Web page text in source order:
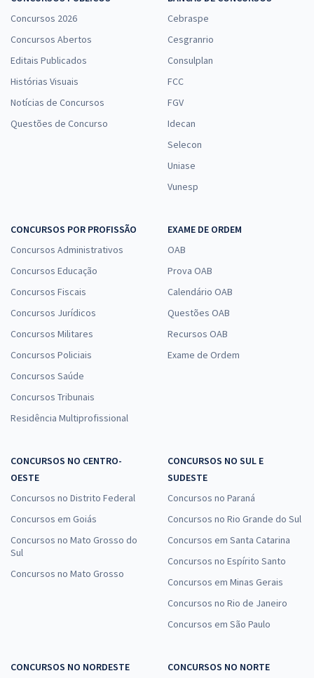
Concursos 2026
Concursos Abertos
Editais Publicados
Histórias Visuais
Notícias de Concursos
Questões de Concurso
Cebraspe
Cesgranrio
Consulplan
FCC
FGV
Idecan
Selecon
Uniase
Vunesp
CONCURSOS POR PROFISSÃO
Concursos Administrativos
Concursos Educação
Concursos Fiscais
Concursos Jurídicos
Concursos Militares
Concursos Policiais
Concursos Saúde
Concursos Tribunais
Residência Multiprofissional
EXAME DE ORDEM
OAB
Prova OAB
Calendário OAB
Questões OAB
Recursos OAB
Exame de Ordem
CONCURSOS NO CENTRO-
OESTE
Concursos no Distrito Federal
Concursos em Goiás
Concursos no Mato Grosso do
Sul
Concursos no Mato Grosso
CONCURSOS NO SUL E
SUDESTE
Concursos no Paraná
Concursos no Rio Grande do Sul
Concursos em Santa Catarina
Concursos no Espírito Santo
Concursos em Minas Gerais
Concursos no Rio de Janeiro
Concursos em São Paulo
CONCURSOS NO NORDESTE
CONCURSOS NO NORTE